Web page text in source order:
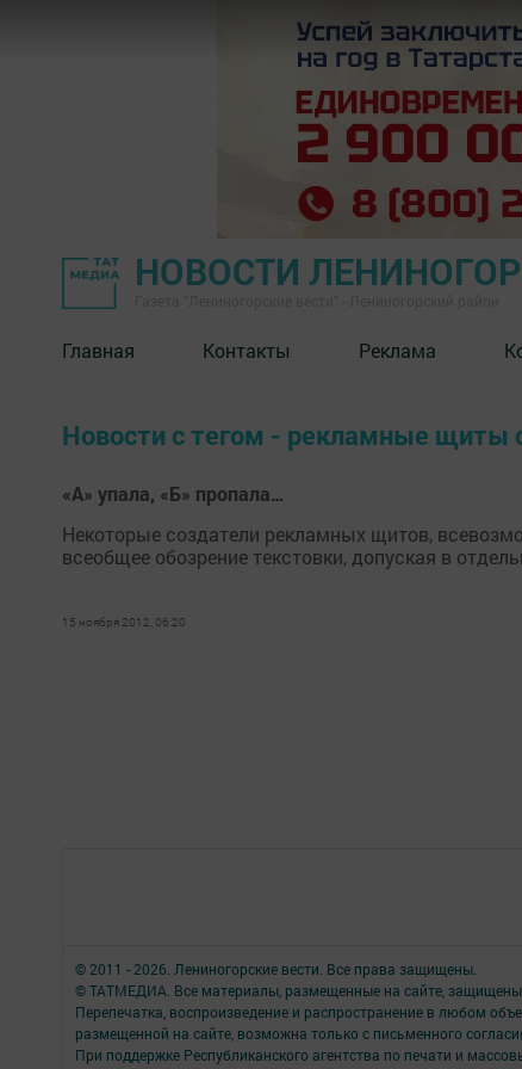
НОВОСТИ
Главная Контакты Реклама
Новости с тегом - рекламные щиты
«А» упала, «Б» пропала…
Некоторые создатели рекламных щитов,
всеобщее обозрение текстовки, допуская в
15 ноября 2012, 06:20
© 2011 - 2026. Лениногорские вести. Все права защищены.
© ТАТМЕДИА. Все материалы, размещенные на сайте, защищены
Перепечатка, воспроизведение и распространение в любом
размещенной на сайте, возможна только с письменного
При поддержке Республиканского агентства по печати и